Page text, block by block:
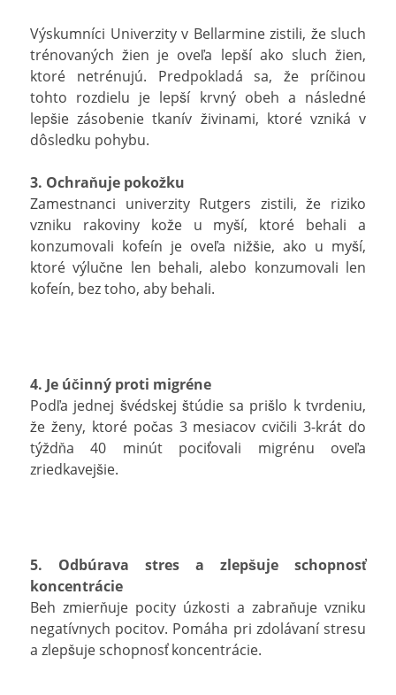
Výskumníci Univerzity v Bellarmine zistili, že sluch
trénovaných žien je oveľa lepší ako sluch žien,
ktoré netrénujú. Predpokladá sa, že príčinou
tohto rozdielu je lepší krvný obeh a následné
lepšie zásobenie tkanív živinami, ktoré vzniká v
dôsledku pohybu.
3. Ochraňuje pokožku
Zamestnanci univerzity Rutgers zistili, že riziko
vzniku rakoviny kože u myší, ktoré behali a
konzumovali kofeín je oveľa nižšie, ako u myší,
ktoré výlučne len behali, alebo konzumovali len
kofeín, bez toho, aby behali.
4. Je účinný proti migréne
Podľa jednej švédskej štúdie sa prišlo k tvrdeniu,
že ženy, ktoré počas 3 mesiacov cvičili 3-krát do
týždňa 40 minút pociťovali migrénu oveľa
zriedkavejšie.
5. Odbúrava stres a zlepšuje schopnosť
koncentrácie
Beh zmierňuje pocity úzkosti a zabraňuje vzniku
negatívnych pocitov. Pomáha pri zdolávaní stresu
a zlepšuje schopnosť koncentrácie.